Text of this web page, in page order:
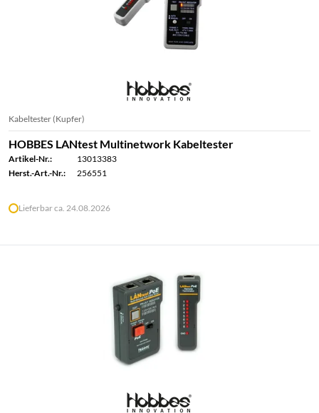
Kabeltester (Kupfer)
HOBBES LANtest Multinetwork Kabeltester
Artikel-Nr.:
13013383
Herst.-Art.-Nr.:
256551
Lieferbar ca. 24.08.2026